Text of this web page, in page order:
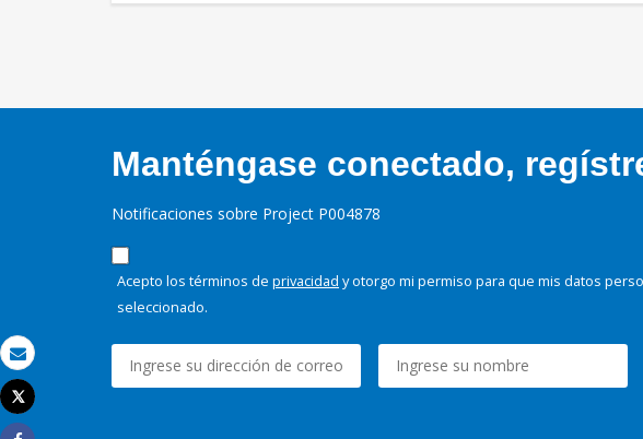
Correo electrónico
Imprimir
Tweet
Manténgase conectado,
Notificaciones sobre Project P004878
Acepto los términos de privacidad y otorgo mi permiso para que mis datos
seleccionado.